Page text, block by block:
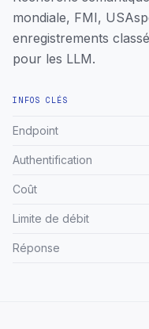
mondiale, FMI,
enregistrements
pour les LLM.
INFOS CLÉS
Endpoint
Authentification
Coût
Limite de débit
Réponse